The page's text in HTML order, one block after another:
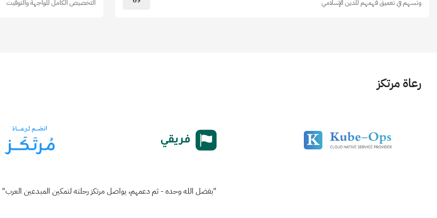
وتسهم في تعميق فهمهم للدين الإسلامي التخصيص الكامل للواجهة والتوقيت
رعاة مرتكز
"بفضل الله وحده - ثم دعمهم، يواصل مرتكز رحلته لتمكين المبدعين العرب"